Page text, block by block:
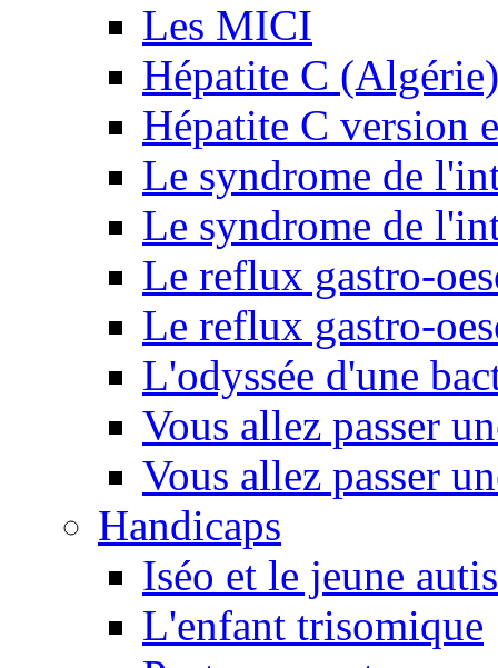
Les MICI
Hépatite C (Algérie)
Hépatite C version
Le syndrome de
Le syndrome de
Le reflux gastro-
Le reflux gastro-
L'odyssée d'une
Vous allez passer
Vous allez passer
Handicaps
Iséo et le jeune
L'enfant trisomique